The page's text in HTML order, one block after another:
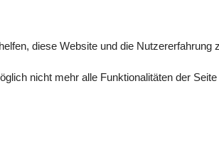
diese Website und die
nicht mehr alle Funktionalitäten der